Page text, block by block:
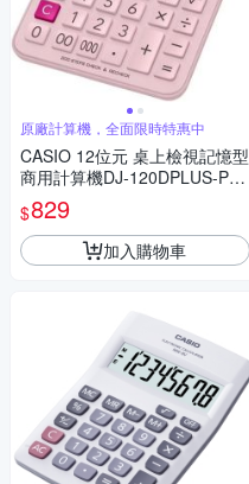
原廠計算機，全面限時特惠中
CASIO 12位元 桌上檢視記憶型
商用計算機DJ-120DPLUS-PK
(粉色)
$829
加入購物車